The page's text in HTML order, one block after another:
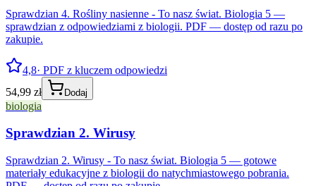
Sprawdzian 4. Rośliny nasienne - To nasz świat. Biologia 5 —
sprawdzian z odpowiedziami z biologii. PDF — dostęp od razu po
zakupie.
4,8· PDF z kluczem odpowiedzi
54,99 zł
Dodaj
biologia
Sprawdzian 2. Wirusy
Sprawdzian 2. Wirusy - To nasz świat. Biologia 5 — gotowe
materiały edukacyjne z biologii do natychmiastowego pobrania.